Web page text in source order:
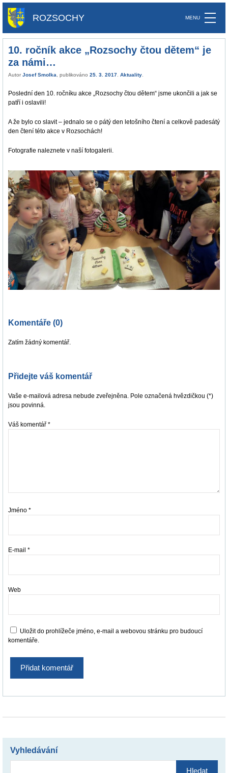
ROZSOCHY
10. ročník akce „Rozsochy čtou dětem“ je
za námi…
Autor Josef Smolka , publikováno 25. 3. 2017 Aktuality
Poslední den 10. ročníku akce „Rozsochy čtou dětem“ jsme ukončili a jak se
patří i oslavili!
A že bylo co slavit – jednalo se o pátý den letošního čtení a celkově padesátý
den čtení této akce v Rozsochách!
Fotografie naleznete v naší fotogalerii.
Komentáře (0)
Zatím žádný komentář.
Přidejte váš komentář
Vaše e-mailová adresa nebude zveřejněna. Pole označená hvězdičkou (*)
jsou povinná.
Váš komentář *
Jméno *
E-mail *
Web
Uložit do prohlížeče jméno, e-mail a webovou stránku pro budoucí
komentáře.
Vyhledávání